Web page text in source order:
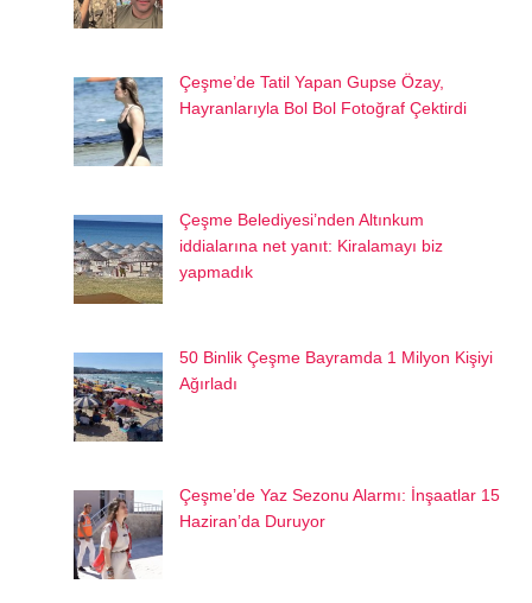
Çeşme’de Tatil Yapan Gupse Özay,
Hayranlarıyla Bol Bol Fotoğraf Çektirdi
Çeşme Belediyesi’nden Altınkum
iddialarına net yanıt: Kiralamayı biz
yapmadık
50 Binlik Çeşme Bayramda 1 Milyon Kişiyi
Ağırladı
Çeşme’de Yaz Sezonu Alarmı: İnşaatlar 15
Haziran’da Duruyor